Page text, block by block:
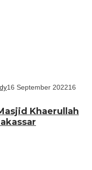
16 September 202216
Khaerullah